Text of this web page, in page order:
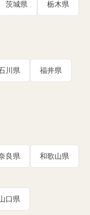
茨城県 栃木県
川県 福井県
良県 和歌山県
口県